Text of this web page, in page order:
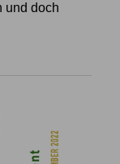
und doch